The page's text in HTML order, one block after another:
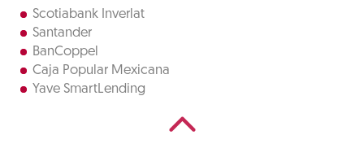
Scotiabank Inverlat
Santander
BanCoppel
Caja Popular Mexicana
Yave SmartLending